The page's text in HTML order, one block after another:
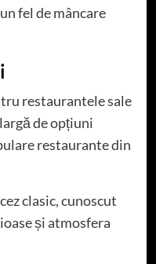
fel de mâncare
restaurantele sale
de opțiuni
restaurante din
clasic, cunoscut
și atmosfera